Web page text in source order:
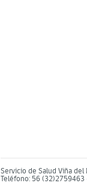
Servicio de Salud Viña
Teléfono: 56